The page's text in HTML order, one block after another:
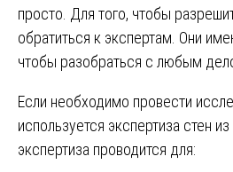
просто. Для того, чтобы
обратиться к экспертам. Они
чтобы разобраться с любым
Если необходимо провести
используется экспертиза стен
экспертиза проводится для: